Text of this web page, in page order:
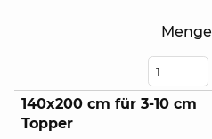
Menge
140x200 cm für 3-10 cm
Topper